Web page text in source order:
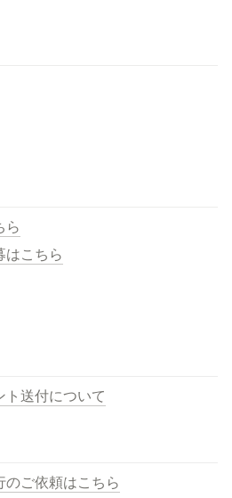
ら
はこちら
送付について
ご依頼はこちら